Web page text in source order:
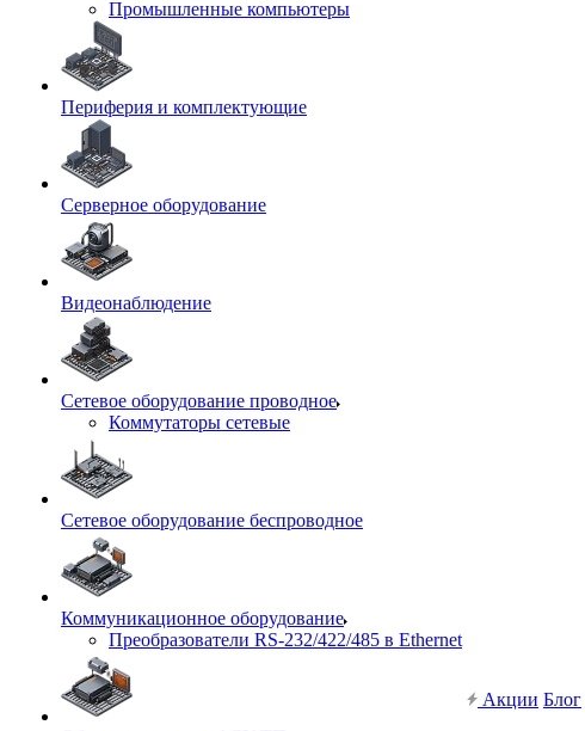
Промышленные компьютеры
Периферия и комплектующие
Серверное оборудование
Видеонаблюдение
Сетевое оборудование проводное
Коммутаторы сетевые
Сетевое оборудование беспроводное
Коммуникационное оборудование
Преобразователи RS-232/422/485 в Ethernet
Акции Блог